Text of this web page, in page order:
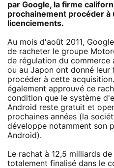
par Google, la firme
prochainement procéder à
licenciements.
Au mois d'août 2011,
de racheter le groupe
de régulation du commerce
ou au Japon ont donné
procéder à cette
également approuvé ce
condition que le système
Android reste gratuit et
prochaines années (la
développe notamment son
Android).
Le rachat à 12,5 milliards
totalement finalisé dans le